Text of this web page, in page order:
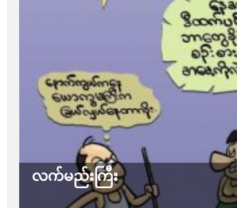
လက်မည်းကြီး